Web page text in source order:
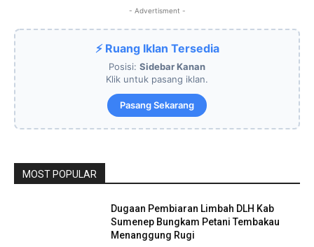
- Advertisment -
⚡ Ruang Iklan Tersedia
Posisi: Sidebar Kanan
Klik untuk pasang iklan.
Pasang Sekarang
MOST POPULAR
Dugaan Pembiaran Limbah DLH Kab
Sumenep Bungkam Petani Tembakau
Menanggung Rugi